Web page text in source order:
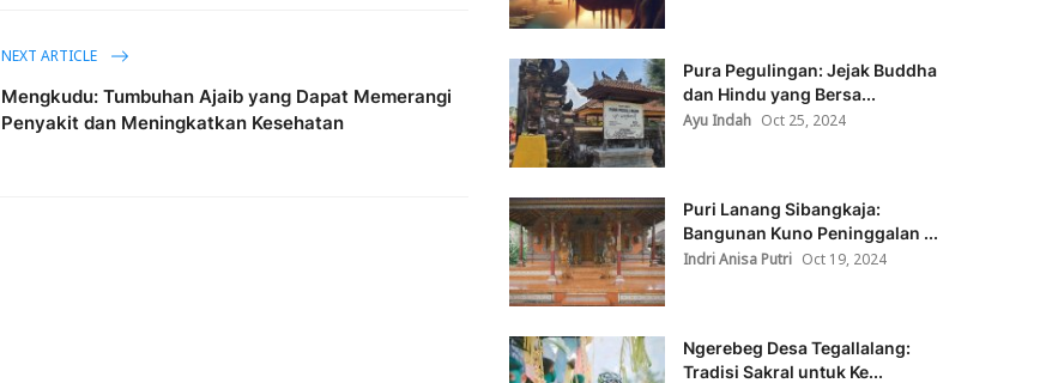
NEXT ARTICLE
Mengkudu: Tumbuhan Ajaib yang Dapat Memerangi
Penyakit dan Meningkatkan Kesehatan
Pura Pegulingan: Jejak Buddha
dan Hindu yang Bersa...
Ayu Indah Oct 25, 2024
Puri Lanang Sibangkaja:
Bangunan Kuno Peninggalan ...
Indri Anisa Putri Oct 19, 2024
Ngerebeg Desa Tegallalang:
Tradisi Sakral untuk Ke...